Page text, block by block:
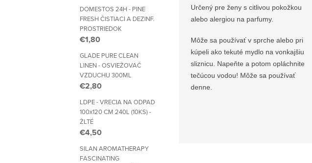
DOMESTOS 24H - PINE
FRESH ČISTIACI A DEZINF.
PROSTRIEDOK
€1,80
GLADE PURE CLEAN
LINEN - OSVIEŽOVAČ
VZDUCHU 300ML
€2,80
LDPE - VRECIA NA ODPAD
100x120 CM 240L (10KS) -
ŽLTÉ
€4,50
SILAN AROMATHERAPY
FASCINATING
Určený pre ženy s citlivou pokožkou
alebo alergiou na parfumy.
Môže sa používať v sprche alebo pri
kúpeli ako tekuté mydlo na vonkajšiu
sliznicu. Napeňte a potom opláchnite
tečúcou vodou! Môže sa používať
denne.